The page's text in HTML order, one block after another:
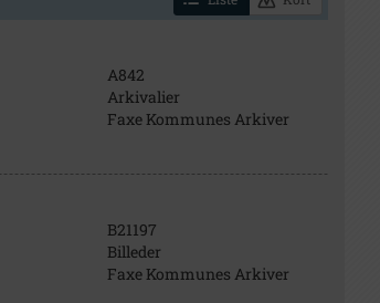
A842
Arkivalier
Faxe Kommunes Arkiver
B21197
Billeder
Faxe Kommunes Arkiver